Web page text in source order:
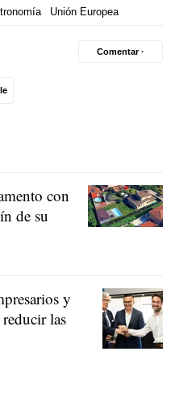
Unión Europea
Comentar ·
con
de su
y
las